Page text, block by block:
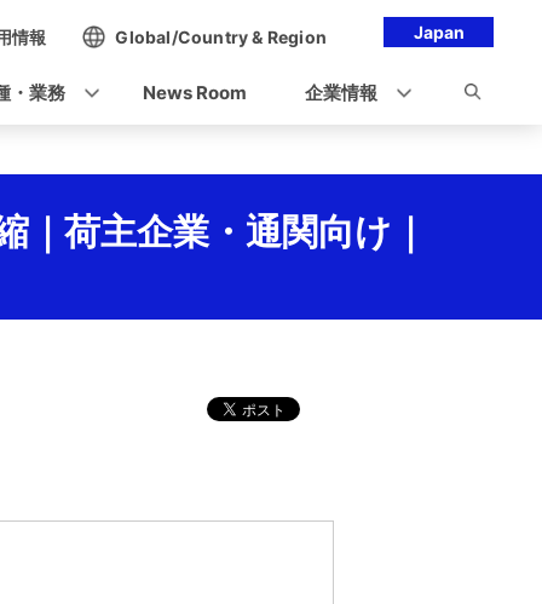
Japan
情報 Global/Country & Region
・業務 News Room 企業情報
荷主企業・通関向け｜